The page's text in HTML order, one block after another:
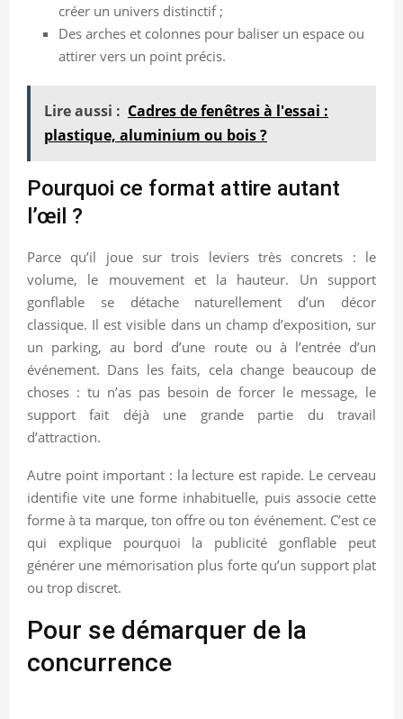
créer un univers distinctif ;
Des arches et colonnes pour baliser un espace ou
attirer vers un point précis.
Lire aussi : Cadres de fenêtres à l'essai :
plastique, aluminium ou bois ?
Pourquoi ce format attire autant
l’œil ?
Parce qu’il joue sur trois leviers très concrets : le
volume, le mouvement et la hauteur. Un support
gonflable se détache naturellement d’un décor
classique. Il est visible dans un champ d’exposition, sur
un parking, au bord d’une route ou à l’entrée d’un
événement. Dans les faits, cela change beaucoup de
choses : tu n’as pas besoin de forcer le message, le
support fait déjà une grande partie du travail
d’attraction.
Autre point important : la lecture est rapide. Le cerveau
identifie vite une forme inhabituelle, puis associe cette
forme à ta marque, ton offre ou ton événement. C’est ce
qui explique pourquoi la publicité gonflable peut
générer une mémorisation plus forte qu’un support plat
ou trop discret.
Pour se démarquer de la
concurrence